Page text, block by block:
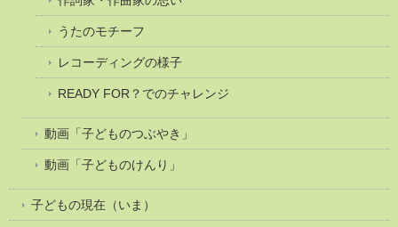
うたのモチーフ
レコーディングの様子
READY FOR？でのチャレンジ
動画「子どものつぶやき」
動画「子どものけんり」
子どもの現在（いま）